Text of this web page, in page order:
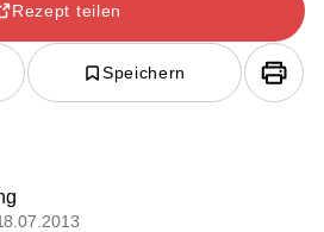
Rezept teilen
Speichern